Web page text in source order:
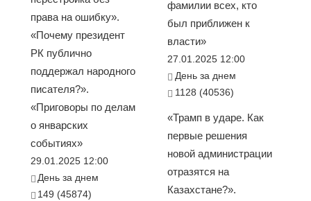
права на ошибку».
«Почему президент
РК публично
поддержал народного
писателя?».
«Приговоры по делам
о январских
событиях»
29.01.2025 12:00
День за днем
149 (45874)
фамилии всех, кто
был приближен к
власти»
27.01.2025 12:00
День за днем
1128 (40536)
«Трамп в ударе. Как
первые решения
новой администрации
отразятся на
Казахстане?».